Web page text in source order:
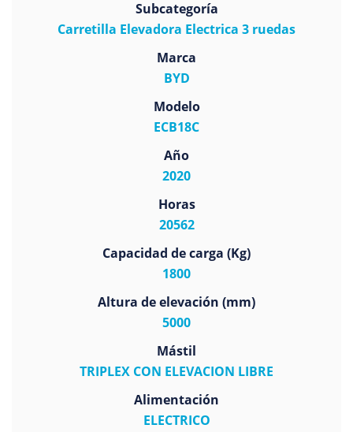
Subcategoría
Carretilla Elevadora Electrica 3 ruedas
Marca
BYD
Modelo
ECB18C
Año
2020
Horas
20562
Capacidad de carga (Kg)
1800
Altura de elevación (mm)
5000
Mástil
TRIPLEX CON ELEVACION LIBRE
Alimentación
ELECTRICO